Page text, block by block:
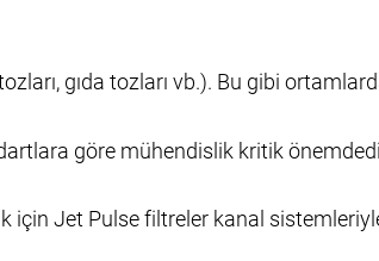
gıda tozları vb.). Bu gibi
göre mühendislik kritik
Jet Pulse filtreler kanal